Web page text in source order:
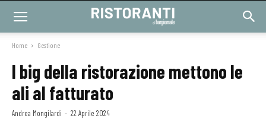
Home Gestione
I big della ristorazione mettono le
ali al fatturato
Andrea Mongilardi - 22 Aprile 2024